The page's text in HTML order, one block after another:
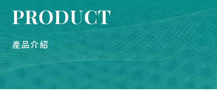
PRODUCT
產品介紹